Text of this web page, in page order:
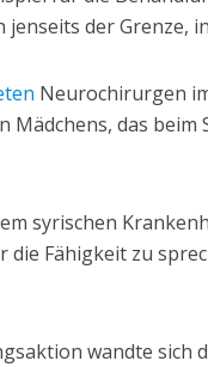
der Grenze,
Neurochirurgen
Mädchens, das
syrischen
die Fähigkeit zu
wandte sich